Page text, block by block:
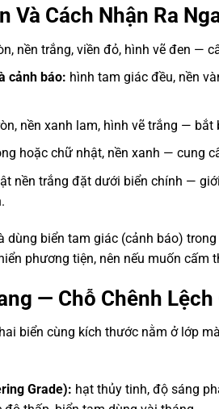
Và Cách Nhận Ra
nền trắng, viền đỏ, hình vẽ đen —
cảnh báo: hình tam giác đều, nền
nền xanh lam, hình vẽ trắng — bắt
hoặc chữ nhật, nền xanh — cung
nền trắng đặt dưới biển chính —
dùng biển tam giác (cảnh báo)
phương tiện, nên nếu muốn cấm
— Chỗ Chênh
biển cùng kích thước nằm ở lớp
Grade): hạt thủy tinh, độ sáng